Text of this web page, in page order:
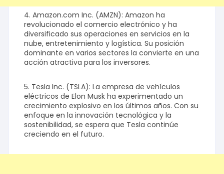
4. Amazon.com Inc. (AMZN): Amazon ha
revolucionado el comercio electrónico y ha
diversificado sus operaciones en servicios en la
nube, entretenimiento y logística. Su posición
dominante en varios sectores la convierte en una
acción atractiva para los inversores.
5. Tesla Inc. (TSLA): La empresa de vehículos
eléctricos de Elon Musk ha experimentado un
crecimiento explosivo en los últimos años. Con su
enfoque en la innovación tecnológica y la
sostenibilidad, se espera que Tesla continúe
creciendo en el futuro.